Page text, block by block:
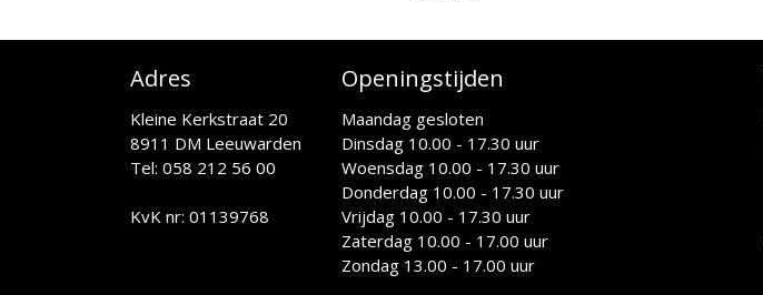
Adres
Kleine Kerkstraat 20
8911 DM Leeuwarden
Tel: 058 212 56 00
KvK nr: 01139768
Openingstijden
Maandag gesloten
Dinsdag 10.00 - 17.30 uur
Woensdag 10.00 - 17.30 uur
Donderdag 10.00 - 17.30 uur
Vrijdag 10.00 - 17.30 uur
Zaterdag 10.00 - 17.00 uur
Zondag 13.00 - 17.00 uur